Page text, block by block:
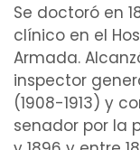
Se doctoró en
clínico en el
Armada.
inspector
(1908-1913) y
senador por la